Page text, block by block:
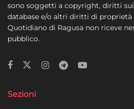
sono soggetti a copyright, diritti
database e/o altri diritti di proprietà
Quotidiano di Ragusa non riceve
pubblico.
Sezioni